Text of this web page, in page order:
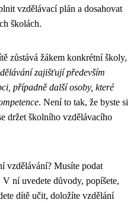
vzdělávací plán a dosahovat
školách.
zůstává žákem konkrétní školy,
zajišťují především
případně další osoby, které
. Není to tak, že byste si
držet školního vzdělávacího
vzdělávání? Musíte podat
ní uvedete důvody, popíšete,
dítě učit, doložíte vzdělání